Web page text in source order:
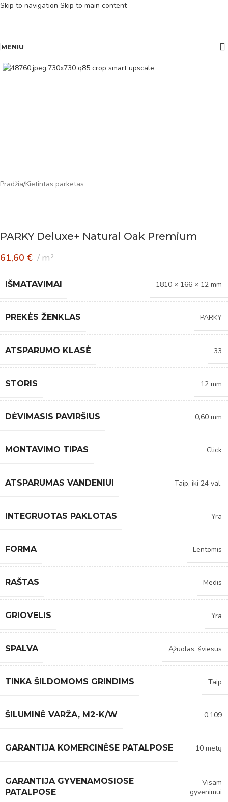
Skip to navigation Skip to main content
MENIU
Pradžia/Kietintas parketas
PARKY Deluxe+ Natural Oak Premium
61,60 € m²
IŠMATAVIMAI 1810 × 166 × 12 mm
PREKĖS ŽENKLAS PARKY
ATSPARUMO KLASĖ 33
STORIS 12 mm
DĖVIMASIS PAVIRŠIUS 0,60 mm
MONTAVIMO TIPAS Click
ATSPARUMAS VANDENIUI Taip, iki 24 val.
INTEGRUOTAS PAKLOTAS Yra
FORMA Lentomis
RAŠTAS Medis
GRIOVELIS Yra
SPALVA Ąžuolas, šviesus
TINKA ŠILDOMOMS GRINDIMS Taip
ŠILUMINĖ VARŽA, M2-K/W 0,109
GARANTIJA KOMERCINĖSE PATALPOSE 10 metų
GARANTIJA GYVENAMOSIOSE
PATALPOSE
Visam
gyvenimui